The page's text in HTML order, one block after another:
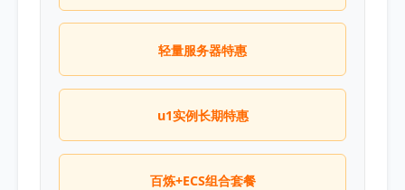
轻量服务器特惠
u1实例长期特惠
百炼+ECS组合套餐